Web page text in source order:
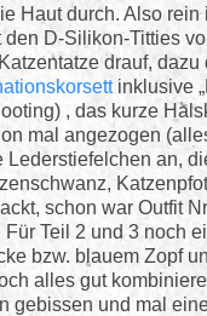
Haut durch. Also
den D-Silikon-Titties
drauf,
inklusive
, das kurze
mal angezogen
Lederstiefelchen an,
schon war Outfit
Für Teil 2 und 3 noch
bzw. blauem Zopf
alles gut
gebissen und mal